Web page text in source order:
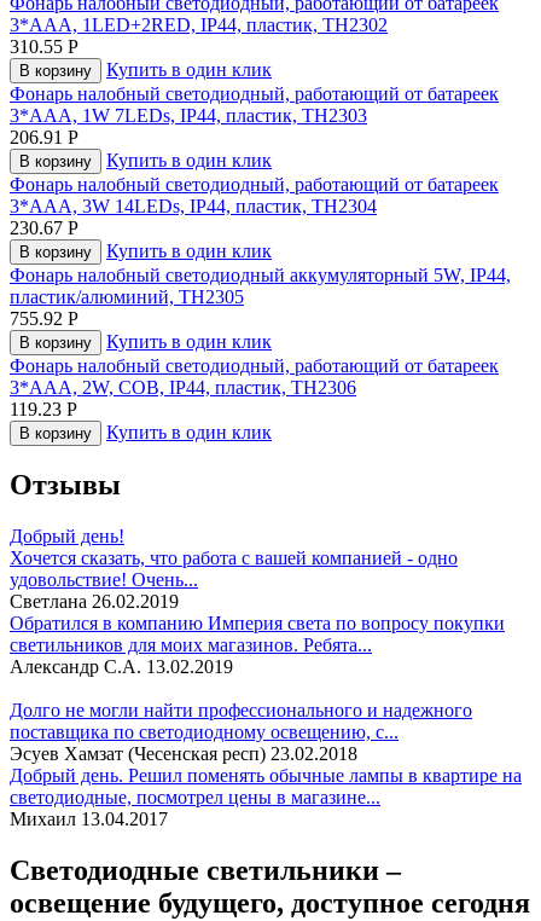
3*AAA, 1LED+2RED, IP44, пластик, TH2302
310.55 Р
В корзину
Купить в один клик
Фонарь налобный светодиодный, работающий от батареек
3*AAA, 1W 7LEDs, IP44, пластик, TH2303
206.91 Р
В корзину
Купить в один клик
Фонарь налобный светодиодный, работающий от батареек
3*AAA, 3W 14LEDs, IP44, пластик, TH2304
230.67 Р
В корзину
Купить в один клик
Фонарь налобный светодиодный аккумуляторный 5W, IP44,
пластик/алюминий, TH2305
755.92 Р
В корзину
Купить в один клик
Фонарь налобный светодиодный, работающий от батареек
3*AAA, 2W, COB, IP44, пластик, TH2306
119.23 Р
В корзину Купить в один клик
Отзывы
Добрый день!
Хочется сказать, что работа с вашей компанией - одно
удовольствие! Очень...
Светлана 26.02.2019
Обратился в компанию Империя света по вопросу покупки
светильников для моих магазинов. Ребята...
Александр С.А. 13.02.2019
Долго не могли найти профессионального и надежного
поставщика по светодиодному освещению, с...
Эсуев Хамзат (Чесенская респ) 23.02.2018
Добрый день. Решил поменять обычные лампы в квартире на
светодиодные, посмотрел цены в магазине...
Михаил 13.04.2017
Светодиодные светильники –
освещение будущего, доступное сегодня